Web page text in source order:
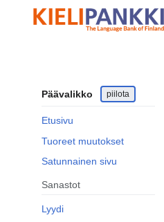
sisältöön
Päävalikko piilota
Etusivu
Tuoreet muutokset
Satunnainen sivu
Sanastot
Lyydi